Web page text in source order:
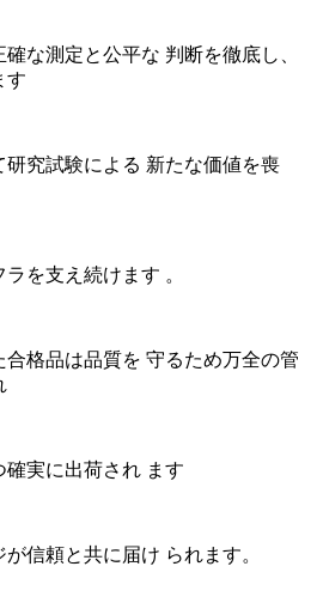
な測定と公平な 判断を徹底し、
す
研究試験による 新たな価値を喪
を支え続けます 。
格品は品質を 守るため万全の管
確実に出荷され ます
信頼と共に届け られます。